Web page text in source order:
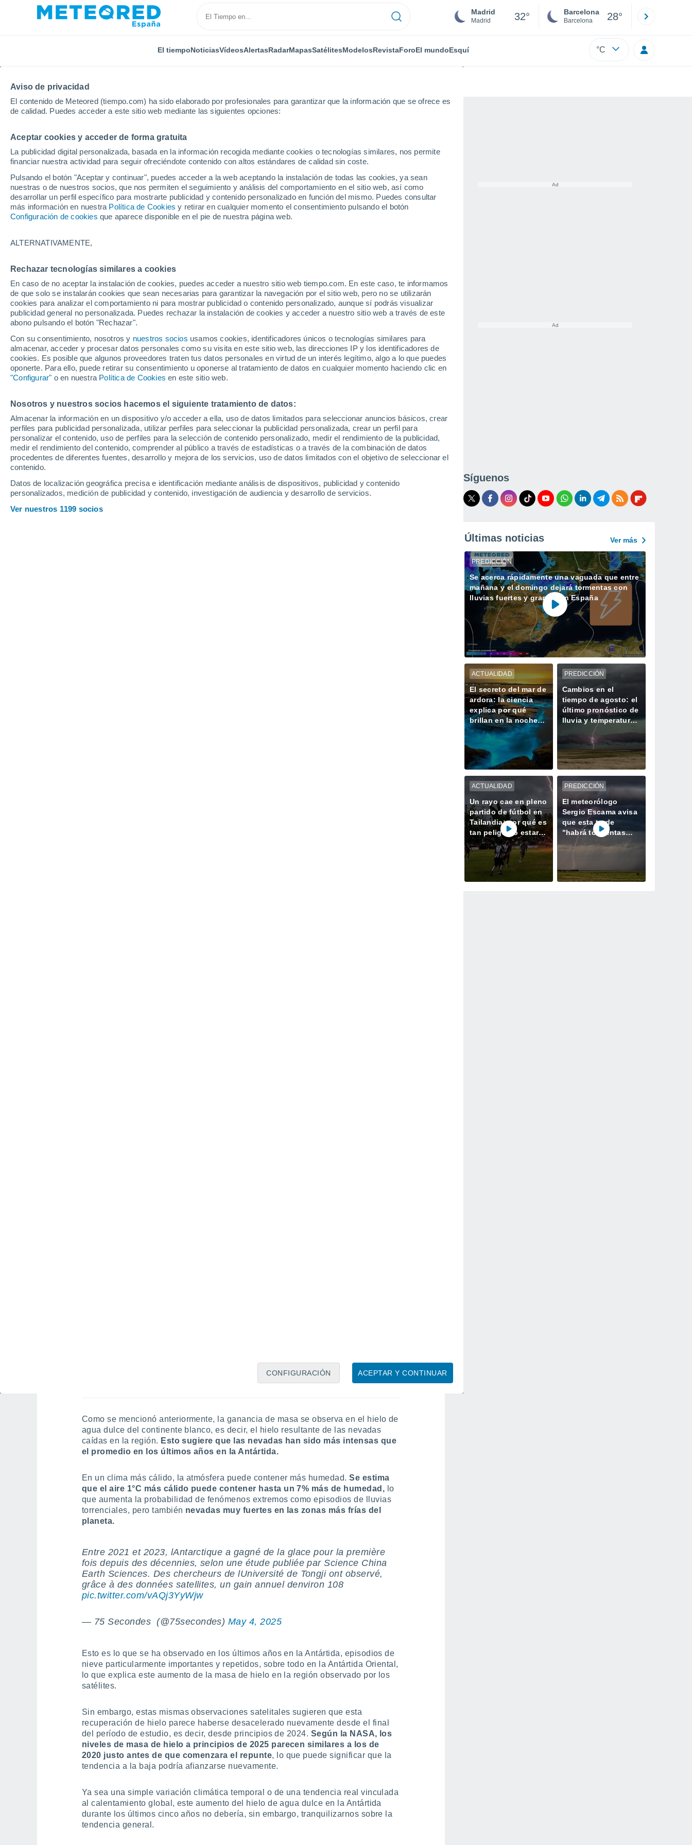
Aviso de privacidad
El contenido de Meteored (tiempo.com) ha sido elaborado por profesionales para garantizar que la información que se ofrece es
de calidad. Puedes acceder a este sitio web mediante las siguientes opciones:
Aceptar cookies y acceder de forma gratuita
La publicidad digital personalizada, basada en la información recogida mediante cookies o tecnologías similares, nos permite
financiar nuestra actividad para seguir ofreciéndote contenido con altos estándares de calidad sin coste.
Pulsando el botón "Aceptar y continuar", puedes acceder a la web aceptando la instalación de todas las cookies, ya sean
nuestras o de nuestros socios, que nos permiten el seguimiento y análisis del comportamiento en el sitio web, así como
desarrollar un perfil específico para mostrarte publicidad y contenido personalizado en función del mismo. Puedes consultar
más información en nuestra Política de Cookies y retirar en cualquier momento el consentimiento pulsando el botón
Configuración de cookies que aparece disponible en el pie de nuestra página web.
ALTERNATIVAMENTE,
Rechazar tecnologías similares a cookies
En caso de no aceptar la instalación de cookies, puedes acceder a nuestro sitio web tiempo.com. En este caso, te informamos
de que solo se instalarán cookies que sean necesarias para garantizar la navegación por el sitio web, pero no se utilizarán
cookies para analizar el comportamiento ni para mostrar publicidad o contenido personalizado, aunque sí podrás visualizar
publicidad general no personalizada. Puedes rechazar la instalación de cookies y acceder a nuestro sitio web a través de este
abono pulsando el botón "Rechazar".
Con su consentimiento, nosotros y nuestros socios usamos cookies, identificadores únicos o tecnologías similares para
almacenar, acceder y procesar datos personales como su visita en este sitio web, las direcciones IP y los identificadores de
cookies. Es posible que algunos proveedores traten tus datos personales en virtud de un interés legítimo, algo a lo que puedes
oponerte. Para ello, puede retirar su consentimiento u oponerse al tratamiento de datos en cualquier momento haciendo clic en
"Configurar" o en nuestra Política de Cookies en este sitio web.
Nosotros y nuestros socios hacemos el siguiente tratamiento de datos:
Almacenar la información en un dispositivo y/o acceder a ella, uso de datos limitados para seleccionar anuncios básicos, crear
perfiles para publicidad personalizada, utilizar perfiles para seleccionar la publicidad personalizada, crear un perfil para
personalizar el contenido, uso de perfiles para la selección de contenido personalizado, medir el rendimiento de la publicidad,
medir el rendimiento del contenido, comprender al público a través de estadísticas o a través de la combinación de datos
procedentes de diferentes fuentes, desarrollo y mejora de los servicios, uso de datos limitados con el objetivo de seleccionar el
contenido.
Datos de localización geográfica precisa e identificación mediante análisis de dispositivos, publicidad y contenido
personalizados, medición de publicidad y contenido, investigación de audiencia y desarrollo de servicios.
Ver nuestros 1199 socios
ACEPTAR Y CONTINUAR
CONFIGURACIÓN
Madrid
Madrid 32° Barcelona
Barcelona 28°
El tiempoNoticiasVídeosAlertasRadarMapasSatélitesModelosRevistaForoEl mundoEsquí °C
¿Por qué la Antártida ha ganado hielo a pesar
del calentamiento global?
Un estudio reciente muestra que la Antártida ha ganado hielo de agua dulce en
los últimos años, un fenómeno que paradójicamente es consecuencia del
calentamiento global.
¿Cómo se puede explicar este fenómeno?
Como se mencionó anteriormente, la ganancia de masa se observa en el hielo de
agua dulce del continente blanco, es decir, el hielo resultante de las nevadas
caídas en la región. Esto sugiere que las nevadas han sido más intensas que
el promedio en los últimos años en la Antártida.
En un clima más cálido, la atmósfera puede contener más humedad. Se estima
que el aire 1°C más cálido puede contener hasta un 7% más de humedad, lo
que aumenta la probabilidad de fenómenos extremos como episodios de lluvias
torrenciales, pero también nevadas muy fuertes en las zonas más frías del
planeta.
Entre 2021 et 2023, lAntarctique a gagné de la glace pour la première
fois depuis des décennies, selon une étude publiée par Science China
Earth Sciences. Des chercheurs de lUniversité de Tongji ont observé,
grâce à des données satellites, un gain annuel denviron 108
pic.twitter.com/vAQj3YyWjw
— 75 Secondes ️ (@75secondes) May 4, 2025
Esto es lo que se ha observado en los últimos años en la Antártida, episodios de
nieve particularmente importantes y repetidos, sobre todo en la Antártida Oriental,
lo que explica este aumento de la masa de hielo en la región observado por los
satélites.
Sin embargo, estas mismas observaciones satelitales sugieren que esta
recuperación de hielo parece haberse desacelerado nuevamente desde el final
del período de estudio, es decir, desde principios de 2024. Según la NASA, los
niveles de masa de hielo a principios de 2025 parecen similares a los de
2020 justo antes de que comenzara el repunte, lo que puede significar que la
tendencia a la baja podría afianzarse nuevamente.
Ya sea una simple variación climática temporal o de una tendencia real vinculada
al calentamiento global, este aumento del hielo de agua dulce en la Antártida
durante los últimos cinco años no debería, sin embargo, tranquilizarnos sobre la
tendencia general.
Síguenos
Últimas noticias Ver más
PREDICCIÓN
Se acerca rápidamente una vaguada que entre
mañana y el domingo dejará tormentas con
lluvias fuertes y granizo en España
ACTUALIDAD
El secreto del mar de
ardora: la ciencia
explica por qué
brillan en la noche
las playas de Galicia
PREDICCIÓN
Cambios en el
tiempo de agosto: el
último pronóstico de
lluvia y temperaturas
del modelo europeo
en Meteored
ACTUALIDAD
Un rayo cae en pleno
partido de fútbol en
Tailandia: por qué es
tan peligroso estar a
la intemperie durante
una tormenta
PREDICCIÓN
El meteorólogo
Sergio Escama avisa
que esta tarde
"habrá tormentas
con fenómenos
adversos en 6
comunidades"